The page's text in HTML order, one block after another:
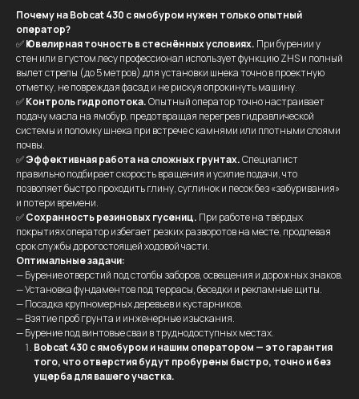
Почему на Bobcat 430 с ямобуром нужен только опытный
оператор?
✅Ювелирная точность в стеснённых условиях. При бурении у
стен или в густом лесу профессионал использует функцию ZHS и полный
вылет стрелы (до 5 метров) для установки шнека точно в проектную
отметку, не повреждая фасад и не рискуя опрокинуть машину.
✅Контроль гидропотока.Опытный оператор точно настраивает
подачу масла на ямобур, предотвращая перегрев гидравлической
системы и поломку шнека при встрече с камнями или плотными слоями
почвы.
✅Эффективная работа на сложных грунтах.Специалист
правильно подбирает скорость вращения и усилие подачи, что
позволяет быстро проходить глину, суглинок и песок без «забуривания»
и потери времени.
✅Сохранность резиновых гусениц. При работе на твёрдых
покрытиях оператор избегает резких разворотов на месте, продлевая
срок службы дорогостоящей ходовой части.
Оптимальные задачи:
— Бурение отверстий под столбы заборов, освещения и дорожных знаков.
— Установка фундаментов под террасы, беседки и рекламные щиты.
— Посадка крупномерных деревьев и кустарников.
— Взятие проб грунта и инженерные изыскания.
— Бурение под винтовые сваи в труднодоступных местах.
Bobcat 430 с ямобуром и нашим оператором — это гарантия
того, что отверстия будут пробурены быстро, точно и без
ущерба для вашего участка.